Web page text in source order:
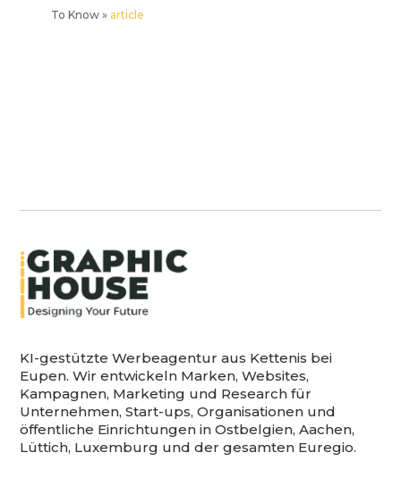
To Know » article
KI-gestützte Werbeagentur aus Kettenis bei
Eupen. Wir entwickeln Marken, Websites,
Kampagnen, Marketing und Research für
Unternehmen, Start-ups, Organisationen und
öffentliche Einrichtungen in Ostbelgien, Aachen,
Lüttich, Luxemburg und der gesamten Euregio.